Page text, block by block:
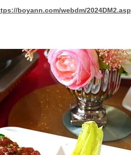
boyann.com/webdm/2024DM2.asp